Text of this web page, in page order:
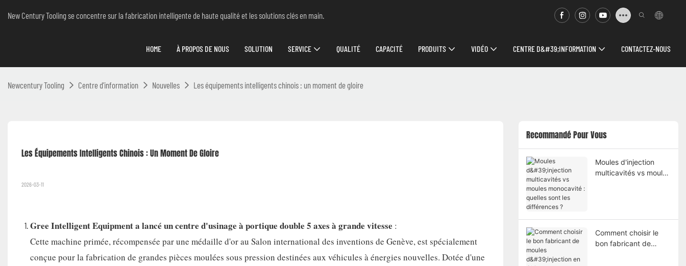
New Century Tooling se concentre sur la fabrication intelligente de haute qualité et les solutions clés en main.
HOME À PROPOS DE NOUS SOLUTION SERVICE QUALITÉ CAPACITÉ PRODUITS VIDÉO CENTRE D&#39;INFORMATION CONTACTEZ-NOUS
Newcentury Tooling Centre d'information Nouvelles Les équipements intelligents chinois : un moment de gloire
Les Équipements Intelligents Chinois : Un Moment De Gloire
2026-03-11
Gree Intelligent Equipment a lancé un centre d'usinage à portique double 5 axes à grande vitesse :
Cette machine primée, récompensée par une médaille d'or au Salon international des inventions de Genève, est spécialement
conçue pour la fabrication de grandes pièces moulées sous pression destinées aux véhicules à énergies nouvelles. Dotée d'une
Recommandé Pour Vous
Moules d'injection
multicavités vs moules
Comment choisir le
bon fabricant de